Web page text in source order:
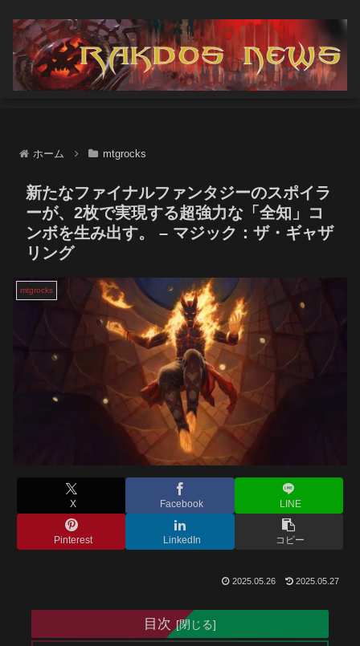
ホーム mtgrocks
新たなファイナルファンタジーのスポイラ
ーが、2枚で実現する超強力な「全知」コ
ンボを生み出す。 – マジック：ザ・ギャザ
リング
mtgrocks
X Facebook LINE
Pinterest LinkedIn コピー
2025.05.26 2025.05.27
目次